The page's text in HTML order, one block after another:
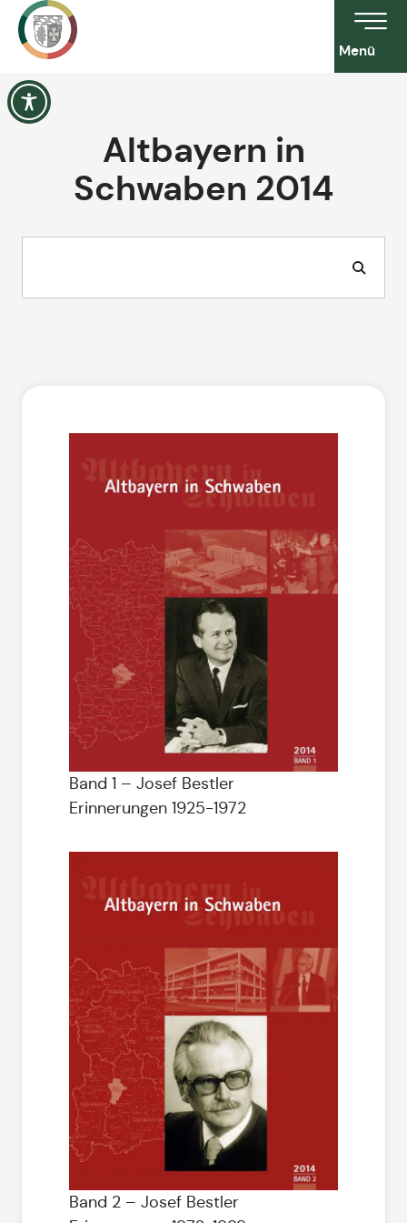
Menü
Altbayern in
Schwaben 2014
Band 1 – Josef Bestler
Erinnerungen 1925-1972
Band 2 – Josef Bestler